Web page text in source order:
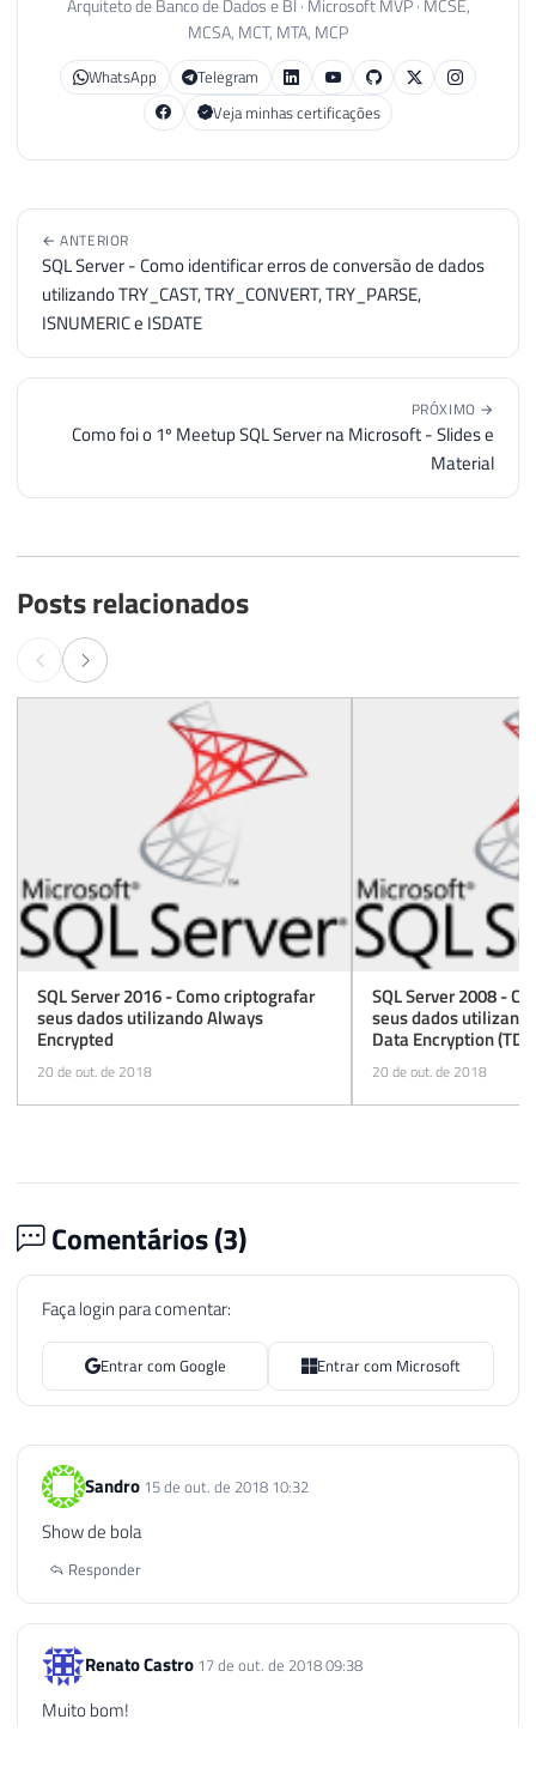
Arquiteto de Banco de Dados e BI · Microsoft MVP · MCSE,
MCSA, MCT, MTA, MCP
WhatsApp
Telegram
Veja minhas certificações
← ANTERIOR
SQL Server - Como identificar erros de conversão de dados
utilizando TRY_CAST, TRY_CONVERT, TRY_PARSE,
ISNUMERIC e ISDATE
PRÓXIMO →
Como foi o 1º Meetup SQL Server na Microsoft - Slides e
Material
Posts relacionados
SQL Server 2016 - Como criptografar
seus dados utilizando Always
Encrypted
20 de out. de 2018
SQL Server 2008 -
seus dados
Data Encryption
20 de out. de 2018
Comentários (3)
Faça login para comentar:
Entrar com Google Entrar com Microsoft
Sandro 15 de out. de 2018 10:32
Show de bola
Responder
Renato Castro 17 de out. de 2018 09:38
Muito bom!